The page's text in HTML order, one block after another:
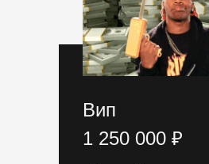
Вип
1 250 000 ₽